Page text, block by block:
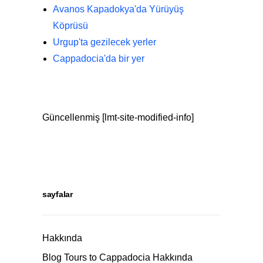
Avanos Kapadokya'da Yürüyüş
Köprüsü
Urgup'ta gezilecek yerler
Cappadocia'da bir yer
Güncellenmiş [lmt-site-modified-info]
sayfalar
Hakkında
Blog Tours to Cappadocia Hakkında